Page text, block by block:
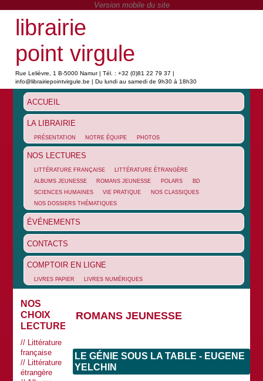
librairie
point virgule
Rue Lelièvre, 1 B-5000 Namur | Tél. : +32 (0)81 22 79 37 |
info@librairiepointvirgule.be | Du lundi au samedi de 9h30 à 18h30
ACCUEIL
LA LIBRAIRIE
PRÉSENTATION NOTRE ÉQUIPE PHOTOS
NOS LECTURES
LITTÉRATURE FRANÇAISE
LITTÉRATURE ÉTRANGÈRE
ALBUMS JEUNESSE
ROMANS JEUNESSE POLARS
BD
SCIENCES HUMAINES
VIE PRATIQUE
NOS CLASSIQUES
NOS DOSSIERS THÉMATIQUES
ÉVÉNEMENTS
CONTACTS
COMPTOIR EN LIGNE
LIVRES PAPIER LIVRES NUMÉRIQUES
NOS
CHOIX
LECTURES
Littérature
française
Littérature
étrangère
ROMANS JEUNESSE
LE GÉNIE SOUS LA TABLE - EUGENE
YELCHIN